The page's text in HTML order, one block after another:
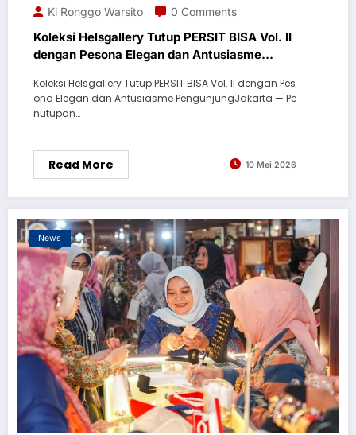
Ki Ronggo Warsito 0 Comments
Koleksi Helsgallery Tutup PERSIT BISA Vol. II
dengan Pesona Elegan dan Antusiasme
Koleksi Helsgallery Tutup PERSIT BISA Vol. II dengan Pes
ona Elegan dan Antusiasme PengunjungJakarta — Pe
nutupan…
Read More 10 Mei 2026
News